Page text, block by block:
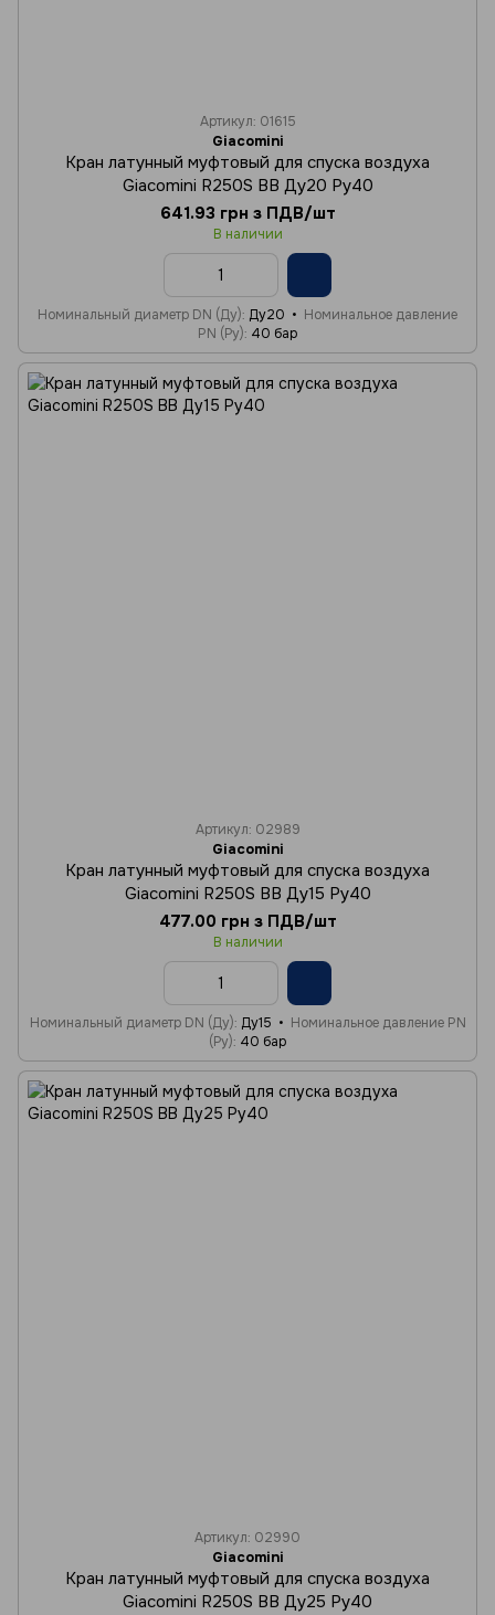
Артикул: 01615
Giacomini
Кран латунный муфтовый для спуска воздуха
Giacomini R250S ВВ Ду20 Ру40
641.93 грн з ПДВ/шт
В наличии
Номинальный диаметр DN (Ду) Ду20
Номинальное давление
PN (Ру) 40 бар
Артикул: 02989
Giacomini
Кран латунный муфтовый для спуска воздуха
Giacomini R250S ВВ Ду15 Ру40
477.00 грн з ПДВ/шт
В наличии
Номинальный диаметр DN (Ду) Ду15
Номинальное давление PN
(Ру) 40 бар
Артикул: 02990
Giacomini
Кран латунный муфтовый для спуска воздуха
Giacomini R250S ВВ Ду25 Ру40